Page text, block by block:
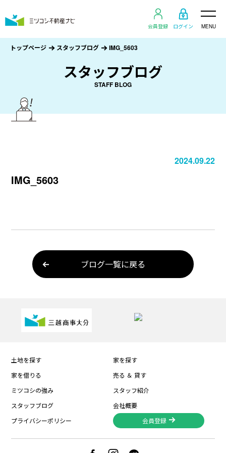
会員登録 ログイン MENU
スタッフブログ
STAFF BLOG
トップページ スタッフブログ IMG_5603
2024.09.22
IMG_5603
ブログ一覧に戻る
土地を探す
家を探す
家を借りる
売る ＆ 貸す
ミツコシの強み
スタッフ紹介
スタッフブログ
会社概要
プライバシーポリシー
会員登録